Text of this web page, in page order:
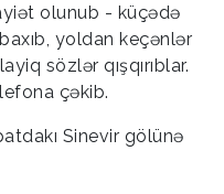
olunub - küçədə
yoldan keçənlər
sözlər qışqırıblar.
çəkib.
Sinevir gölünə